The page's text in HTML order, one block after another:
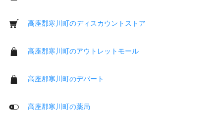
高座郡寒川町のディスカウントストア
高座郡寒川町のアウトレットモール
高座郡寒川町のデパート
高座郡寒川町の薬局